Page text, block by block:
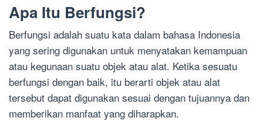
Apa Itu Berfungsi?
Berfungsi adalah suatu kata dalam bahasa Indonesia
yang sering digunakan untuk menyatakan kemampuan
atau kegunaan suatu objek atau alat. Ketika sesuatu
berfungsi dengan baik, itu berarti objek atau alat
tersebut dapat digunakan sesuai dengan tujuannya dan
memberikan manfaat yang diharapkan.